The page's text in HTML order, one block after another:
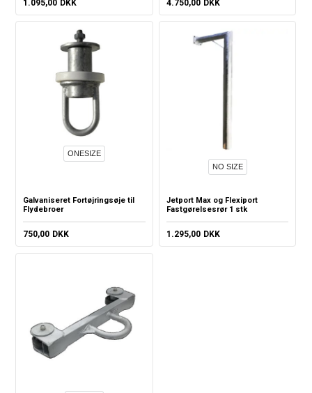
1.095,00 DKK 4.750,00 DKK
ONESIZE
Galvaniseret Fortøjringsøje til
Flydebroer
750,00 DKK
NO SIZE
Jetport Max og Flexiport
Fastgørelsesrør 1 stk
1.295,00 DKK